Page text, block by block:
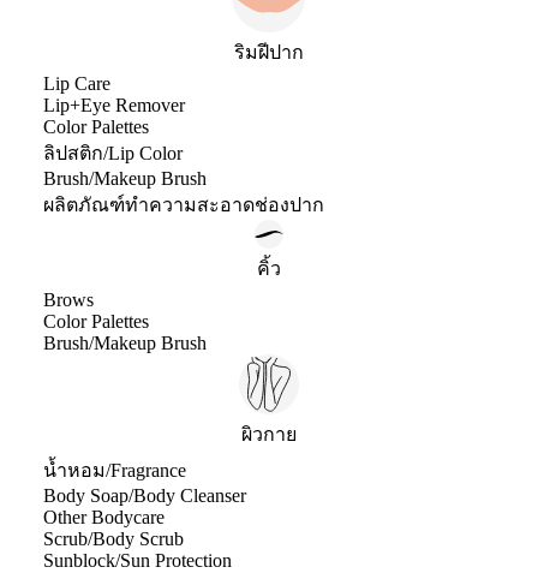
ริมฝีปาก
Lip Care
Lip+Eye Remover
Color Palettes
ลิปสติก/Lip Color
Brush/Makeup Brush
ผลิตภัณฑ์ทำความสะอาดช่องปาก
คิ้ว
Brows
Color Palettes
Brush/Makeup Brush
ผิวกาย
น้ำหอม/Fragrance
Body Soap/Body Cleanser
Other Bodycare
Scrub/Body Scrub
Sunblock/Sun Protection